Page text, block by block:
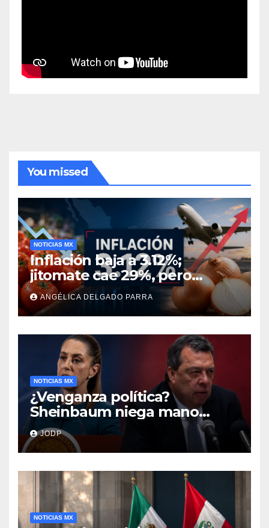
You missed
NOTICIAS MX
Inflación baja a 3.12%;
jitomate cae 29%, pero
cebolla y vuelos se
encarecen
ANGÉLICA DELGADO PARRA
NOTICIAS MX
¿Venganza política?
Sheinbaum niega mano
negra en captura de Ángel
Aguirre
JODP
NOTICIAS MX